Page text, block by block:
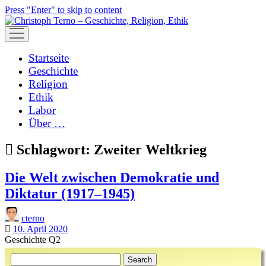
Press "Enter" to skip to content
open
menu
Startseite
Geschichte
Religion
Ethik
Labor
Über …
Schlagwort: Zweiter Weltkrieg
Die Welt zwischen Demokratie und
Diktatur (1917–1945)
cterno
10. April 2020
Geschichte Q2
Sidebar